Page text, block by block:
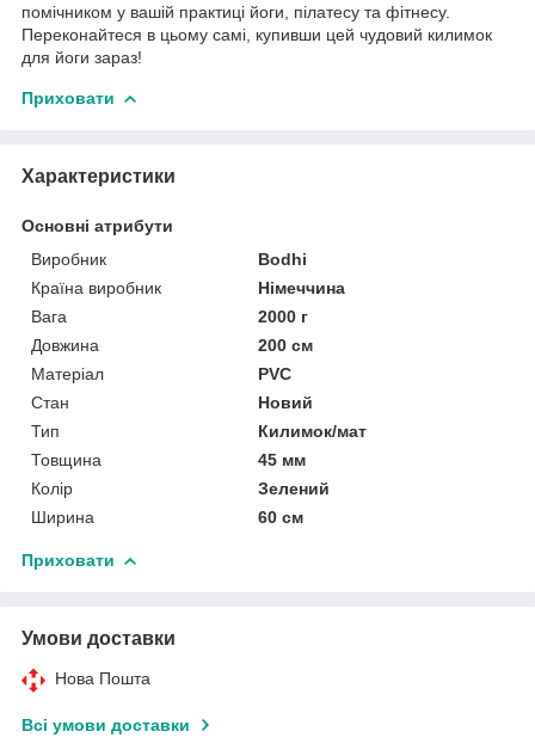
помічником у вашій практиці йоги, пілатесу та фітнесу.
Переконайтеся в цьому самі, купивши цей чудовий килимок
для йоги зараз!
Приховати
Характеристики
Основні атрибути
Виробник
Bodhi
Країна виробник
Німеччина
Вага
2000 г
Довжина
200 см
Матеріал
PVC
Стан
Новий
Тип
Килимок/мат
Товщина
45 мм
Колір
Зелений
Ширина
60 см
Приховати
Умови доставки
Нова Пошта
Всі умови доставки